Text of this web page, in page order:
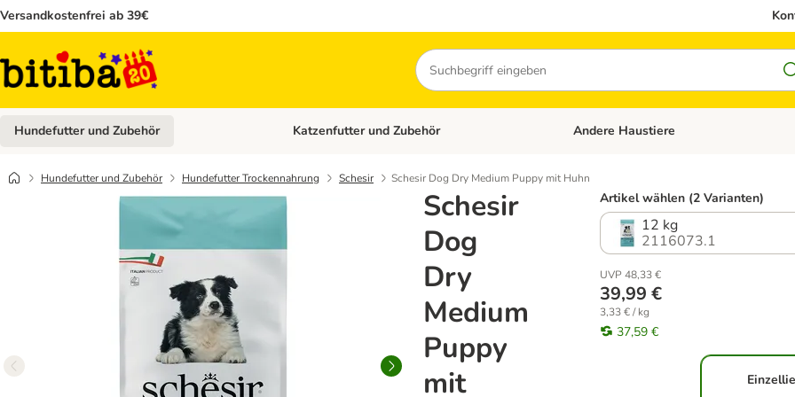
Versandkostenfrei ab 39€
Suchen
Hundefutter und Zubehör Kategorie-Menü öffnen: Hundefutter und Zubehör
Katzenfutter und Zubehör Kategorie-Menü öffnen: Katzenfutter und
Andere Haustiere
Hundefutter und Zubehör Hundefutter Trockennahrung Schesir Schesir Dog Dry Medium Puppy mit Huhn
Schesir
Dog
Dry
Medium
Puppy
mit
Artikel wählen (2 Varianten)
12 kg
2116073.1
UVP 48,33 €
39,99 €
3,33 € / kg
37,59 €